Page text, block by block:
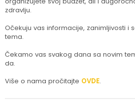
zdravlju.
Očekuju vas informacije, zanimljivosti i
tema.
Čekamo vas svakog dana sa novim
da.
Više o nama pročitajte OVDE.